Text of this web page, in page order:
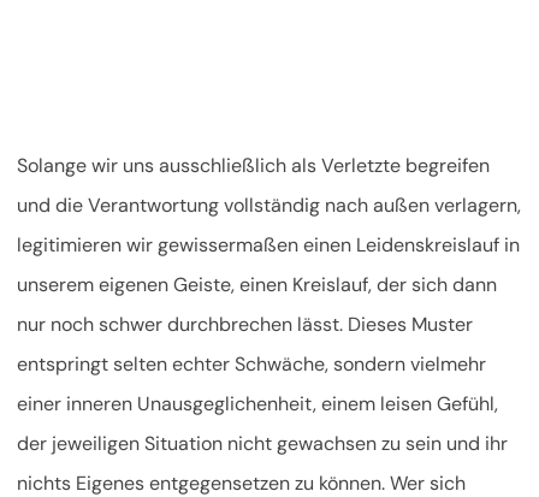
Solange wir uns ausschließlich als Verletzte begreifen
und die Verantwortung vollständig nach außen verlagern,
legitimieren wir gewissermaßen einen Leidenskreislauf in
unserem eigenen Geiste, einen Kreislauf, der sich dann
nur noch schwer durchbrechen lässt. Dieses Muster
entspringt selten echter Schwäche, sondern vielmehr
einer inneren Unausgeglichenheit, einem leisen Gefühl,
der jeweiligen Situation nicht gewachsen zu sein und ihr
nichts Eigenes entgegensetzen zu können. Wer sich